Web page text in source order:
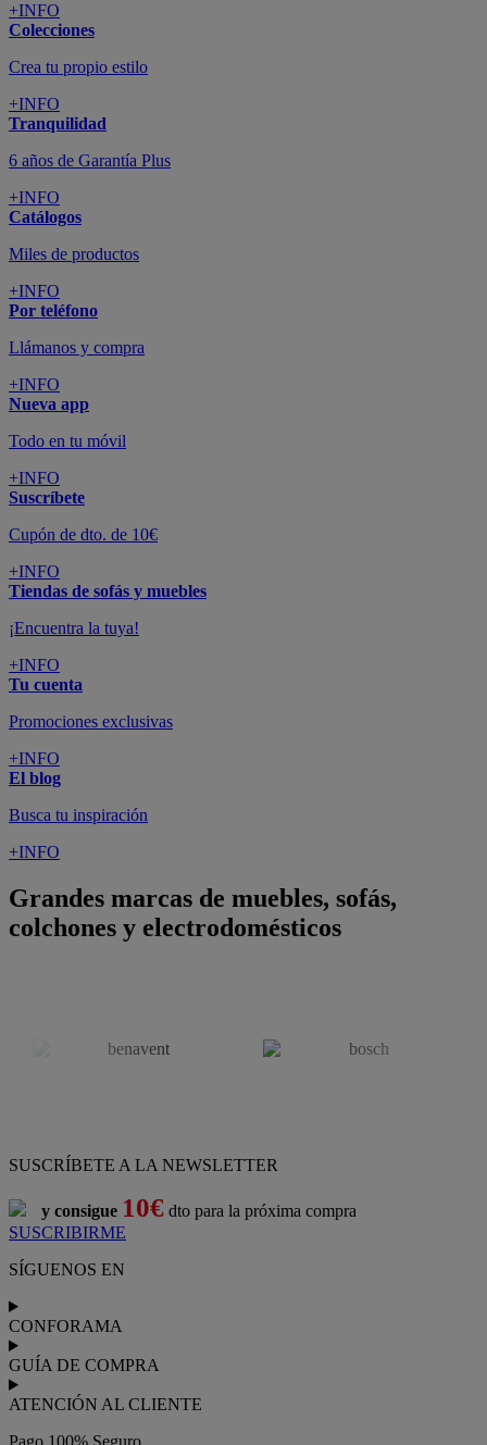
+INFO
Colecciones
Crea tu propio estilo
+INFO
Tranquilidad
6 años de Garantía Plus
+INFO
Catálogos
Miles de productos
+INFO
Por teléfono
Llámanos y compra
+INFO
Nueva app
Todo en tu móvil
+INFO
Suscríbete
Cupón de dto. de 10€
+INFO
Tiendas de sofás y muebles
¡Encuentra la tuya!
+INFO
Tu cuenta
Promociones exclusivas
+INFO
El blog
Busca tu inspiración
+INFO
Grandes marcas de muebles, sofás,
colchones y electrodomésticos
SUSCRÍBETE A LA NEWSLETTER
y consigue 10€ dto para la próxima compra
SUSCRIBIRME
SÍGUENOS EN
CONFORAMA
GUÍA DE COMPRA
ATENCIÓN AL CLIENTE
Pago 100% Seguro